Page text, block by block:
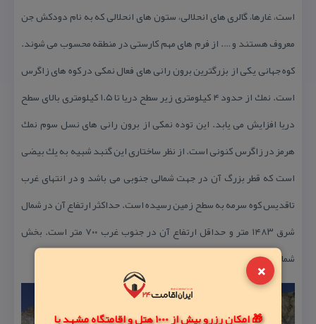
×
🎁 امکان رزرو بیش از 1000 هتل و اقامتگاه مشهد با
است، غارها، گالری های انحلالی، ستون های انحلالی كه به نام دودكش جن
معروف هستند و …. از فرم های مهم كارستی در منطقه محسوب می شوند.
كوه جهانی یكی از بزرگترین برون رانی های فعال نمكی در كوه های زاگرس
است. نمك از حدود ۴ كیلومتری زیر سطح دریا تا ۱.۵ كیلومتری بالای سطح
دریا افزایش می یابد. این توده نمكی از برون رانی های نسل سوم نمك
هرمز در زاگرس كنونی است. از نظر ساختاری این گنبد شبیه به یك بیضی
است كه قطر بزرگ آن در جهت شمالی جنوبی می باشد و در انتهای غرب
تاقدیس كوه سرمه به سطح زمین رسیده است. حداكثر ارتفاع آن در شمال
شرق ۱۴۸۳ متر و حداقل ارتفاع آن در جنوب غرب ۷۰۰ متر است. بخش
شمالی ساختار نسبت به بخش جنوبی مرتفع تر است.